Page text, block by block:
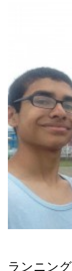
ランニン